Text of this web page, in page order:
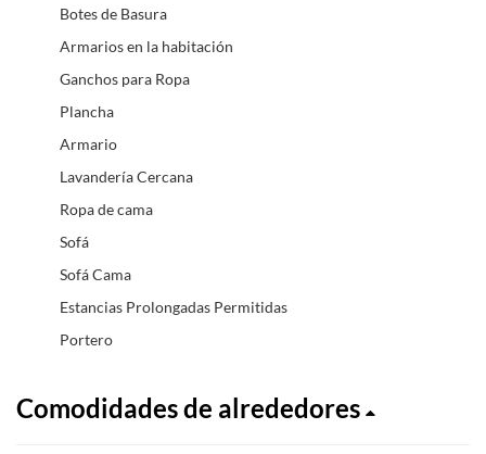
Botes de Basura
Armarios en la habitación
Ganchos para Ropa
Plancha
Armario
Lavandería Cercana
Ropa de cama
Sofá
Sofá Cama
Estancias Prolongadas Permitidas
Portero
Comodidades de alrededores